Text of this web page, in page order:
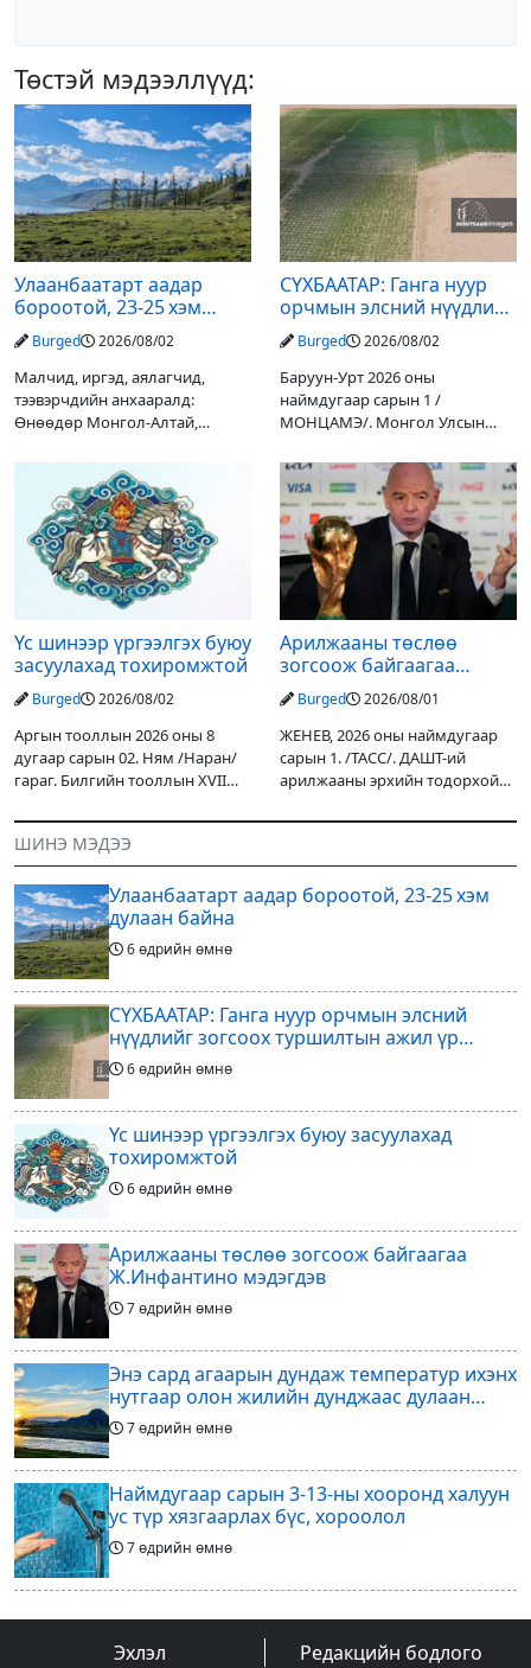
Төстэй мэдээллүүд:
Улаанбаатарт аадар
бороотой, 23-25 хэм
дулаан байна
Burged 2026/08/02
Малчид, иргэд, аялагчид,
тээвэрчдийн анхааралд:
Өнөөдөр Монгол-Алтай,
уулархаг нутгаар бороо, дуу
цахилгаантай аадар бороо
орох тул голуудын усны
түвшин нэмэгдэх, нөөлөг
СҮХБААТАР: Ганга нуур
орчмын элсний нүүдлийг
зогсоох туршилтын ажил
үр дүнгээ өгч эхэлжээ
Burged 2026/08/02
Баруун-Урт 2026 оны
наймдугаар сарын 1 /
МОНЦАМЭ/. Монгол Улсын
Дарьгангын Ганга нуурыг
сэргээн, хамгаалах төслийг
улсын төсвийн хөрөнгө
оруулалтаар хийж буй.
Төслийн
Үс шинээр үргээлгэх буюу
засуулахад тохиромжтой
Burged 2026/08/02
Аргын тооллын 2026 оны 8
дугаар сарын 02. Ням /Наран/
гараг. Билгийн тооллын XVII
гал Морин жилийн Зуны адаг
хөхөгчин хонь сарын шинийн
19, Адъяа /Асралт/
Арилжааны төслөө
зогсоож байгаагаа
Ж.Инфантино мэдэгдэв
Burged 2026/08/01
ЖЕНЕВ, 2026 оны наймдугаар
сарын 1. /ТАСС/. ДАШТ-ий
арилжааны эрхийн тодорхой
оруулагчдад худалдах
шийдвэрлэснээ ФИФА-гийн
ерөнхийлөгч Жанни
ШИНЭ МЭДЭЭ
Улаанбаатарт аадар бороотой, 23-25 хэм
дулаан байна
6 өдрийн өмнө
СҮХБААТАР: Ганга нуур орчмын элсний
нүүдлийг зогсоох туршилтын ажил үр
дүнгээ өгч эхэлжээ
6 өдрийн өмнө
Үс шинээр үргээлгэх буюу засуулахад
тохиромжтой
6 өдрийн өмнө
Арилжааны төслөө зогсоож байгаагаа
Ж.Инфантино мэдэгдэв
7 өдрийн өмнө
Энэ сард агаарын дундаж температур ихэнх
нутгаар олон жилийн дунджаас дулаан
байна
7 өдрийн өмнө
Наймдугаар сарын 3-13-ны хооронд халуун
ус түр хязгаарлах бүс, хороолол
7 өдрийн өмнө
Үс шинээр үргээлгэх буюу засуулахад
Эхлэл Редакцийн бодлого